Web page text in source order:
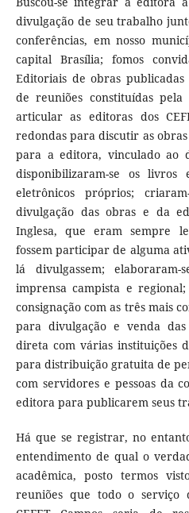
divulgação de seu trabalho
conferências, em nosso
capital Brasília; fomos
Editoriais de obras publicadas
de reuniões constituídas
articular as editoras dos
redondas para discutir as
para a editora, vinculado ao
disponibilizaram-se os livros
eletrônicos próprios;
divulgação das obras e da
Inglesa, que eram sempre
fossem participar de alguma
lá divulgassem; elaboraram-
imprensa campista e
consignação com as três mais
para divulgação e venda
direta com várias instituições
para distribuição gratuita de
com servidores e pessoas da
editora para publicarem seus
Há que se registrar, no
entendimento de qual o
acadêmica, posto termos
reuniões que todo o serviço